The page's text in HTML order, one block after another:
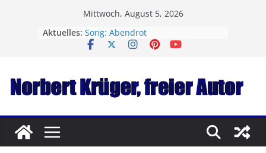
Mittwoch, August 5, 2026
Aktuelles: Song: Abendrot
Von Tostedt ins Tister Bauernmoor
Song: Christmas Blues